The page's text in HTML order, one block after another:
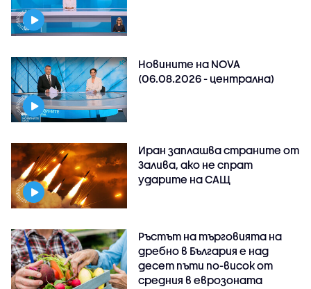
Новините на NOVA
(06.08.2026 - централна)
Иран заплашва страните от
Залива, ако не спрат
ударите на САЩ
Ръстът на търговията на
дребно в България е над
десет пъти по-висок от
средния в еврозоната